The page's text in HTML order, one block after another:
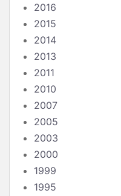
2016
2015
2014
2013
2011
2010
2007
2005
2003
2000
1999
1995